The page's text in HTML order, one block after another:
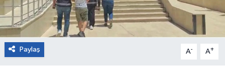
Paylaş A- A+